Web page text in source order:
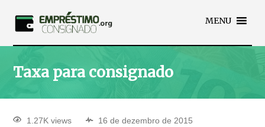
MENU
Taxa para consignado
1.27K views 16 de dezembro de 2015